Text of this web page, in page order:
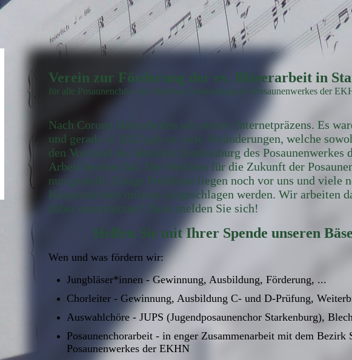
Verein zur Förderung der ev. Bläserarbeit in
für alle Posaunenchöre des Bezirkes Starkenburg des Posaunenwerkes der
Nach Corona überarbeiten wir unsere Internetpräzens. Es
und gerade in 2022 gab es viele Veränderungen, welche
den Vorstand des Bezirkes Starkenburg des Posaunenwerkes
Arbeit bereitet hat. Die Weichen für die Zukunft der
nun gestellt. Einige Probleme liegen noch vor uns und viele
Kooperationen müssen eingeschlagen werden. Wir arbeiten
dabei unterstützen? Dann melden Sie sich!
Helfen Sie mit Ihrer Spende unseren
Wen und was fördern wir:
Jungbläser*innen - Gewinnung, Ausbildung, Förderung, ...
Chorleiter - Gewinnung, Ausbildung C- und D-Prüfung,
Auswahlchöre - JUPS (Jugendposaunenchor Starkenburg),
Posaunenchorarbeit - in enger Zusammenarbeit mit dem Bezirk
Posaunenwerkes der EKHN